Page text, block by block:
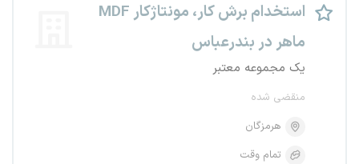
استخدام برش کار، مونتاژکار MDF
ماهر در بندرعباس
یک مجموعه معتبر
منقضی شده
هرمزگان
تمام وقت